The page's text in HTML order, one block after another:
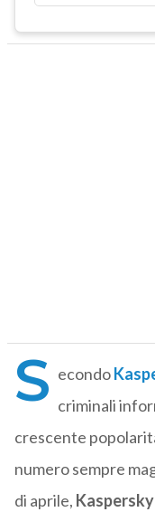
S econdo
criminali
crescente
numero sempre
di aprile, Kaspersky